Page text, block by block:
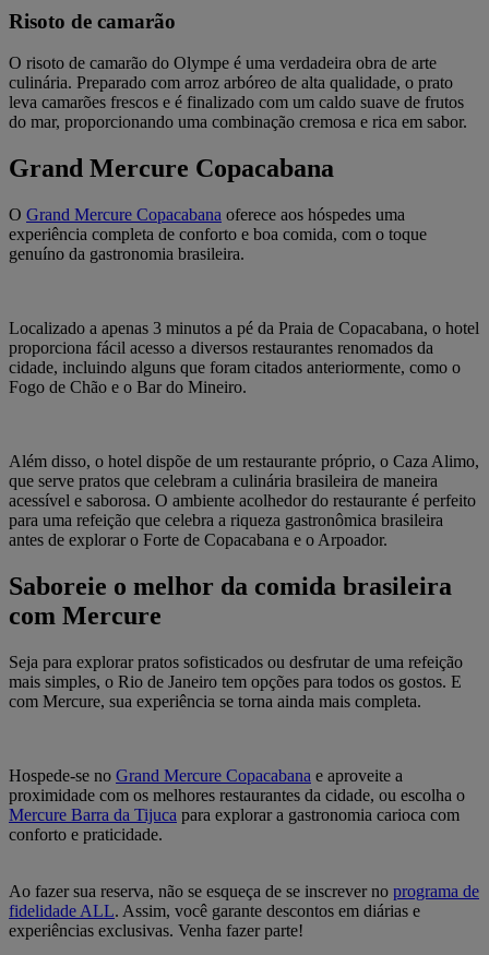
Risoto de camarão
O risoto de camarão do Olympe é uma verdadeira obra de arte
culinária. Preparado com arroz arbóreo de alta qualidade, o prato
leva camarões frescos e é finalizado com um caldo suave de frutos
do mar, proporcionando uma combinação cremosa e rica em sabor.
Grand Mercure Copacabana
O Grand Mercure Copacabana oferece aos hóspedes uma
experiência completa de conforto e boa comida, com o toque
genuíno da gastronomia brasileira.
Localizado a apenas 3 minutos a pé da Praia de Copacabana, o hotel
proporciona fácil acesso a diversos restaurantes renomados da
cidade, incluindo alguns que foram citados anteriormente, como o
Fogo de Chão e o Bar do Mineiro.
Além disso, o hotel dispõe de um restaurante próprio, o Caza Alimo,
que serve pratos que celebram a culinária brasileira de maneira
acessível e saborosa. O ambiente acolhedor do restaurante é perfeito
para uma refeição que celebra a riqueza gastronômica brasileira
antes de explorar o Forte de Copacabana e o Arpoador.
Saboreie o melhor da comida brasileira
com Mercure
Seja para explorar pratos sofisticados ou desfrutar de uma refeição
mais simples, o Rio de Janeiro tem opções para todos os gostos. E
com Mercure, sua experiência se torna ainda mais completa.
Hospede-se no Grand Mercure Copacabana e aproveite a
proximidade com os melhores restaurantes da cidade, ou escolha o
Mercure Barra da Tijuca para explorar a gastronomia carioca com
conforto e praticidade.
Ao fazer sua reserva, não se esqueça de se inscrever no programa de
fidelidade ALL. Assim, você garante descontos em diárias e
experiências exclusivas. Venha fazer parte!